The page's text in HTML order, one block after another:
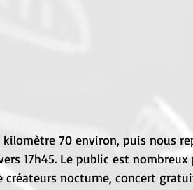
kilomètre 70 environ, puis nous
17h45. Le public est
créateurs nocturne, concert